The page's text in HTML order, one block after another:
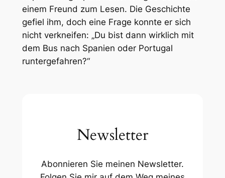
einem Freund zum Lesen. Die Geschichte
gefiel ihm, doch eine Frage konnte er sich
nicht verkneifen: „Du bist dann wirklich mit
dem Bus nach Spanien oder Portugal
runtergefahren?“
Newsletter
Abonnieren Sie meinen Newsletter.